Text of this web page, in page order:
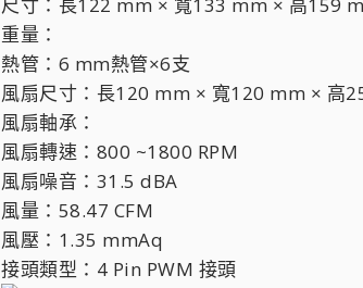
尺寸：長122 mm × 寬133 mm × 高159
重量：
熱管：6 mm熱管×6支
風扇尺寸：長120 mm × 寬120 mm × 高
風扇軸承：
風扇轉速：800 ~1800 RPM
風扇噪音：31.5 dBA
風量：58.47 CFM
風壓：1.35 mmAq
接頭類型：4 Pin PWM 接頭